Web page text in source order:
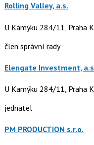
Rolling Valley, a.s.
U Kamýku 284/11, Praha
člen správní rady
Elengate Investment,
U Kamýku 284/11, Praha
jednatel
PM PRODUCTION s.r.o.